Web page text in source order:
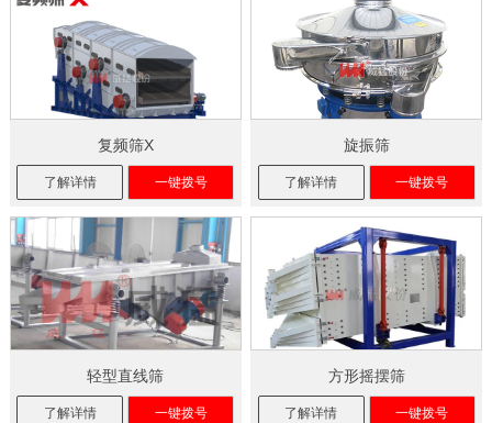
复频筛X
了解详情 一键拨号
旋振筛
了解详情 一键拨号
轻型直线筛
了解详情 一键拨号
方形摇摆筛
了解详情 一键拨号